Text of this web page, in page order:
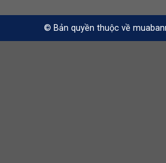
© Bản quyền thuộc về